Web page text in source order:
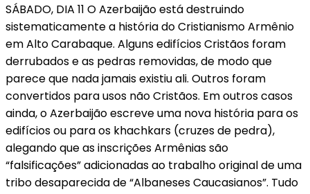
SÁBADO, DIA 11 O Azerbaijão está destruindo
sistematicamente a história do Cristianismo Armênio
em Alto Carabaque. Alguns edifícios Cristãos foram
derrubados e as pedras removidas, de modo que
parece que nada jamais existiu ali. Outros foram
convertidos para usos não Cristãos. Em outros casos
ainda, o Azerbaijão escreve uma nova história para os
edifícios ou para os khachkars (cruzes de pedra),
alegando que as inscrições Armênias são
“falsificações” adicionadas ao trabalho original de uma
tribo desaparecida de “Albaneses Caucasianos”. Tudo